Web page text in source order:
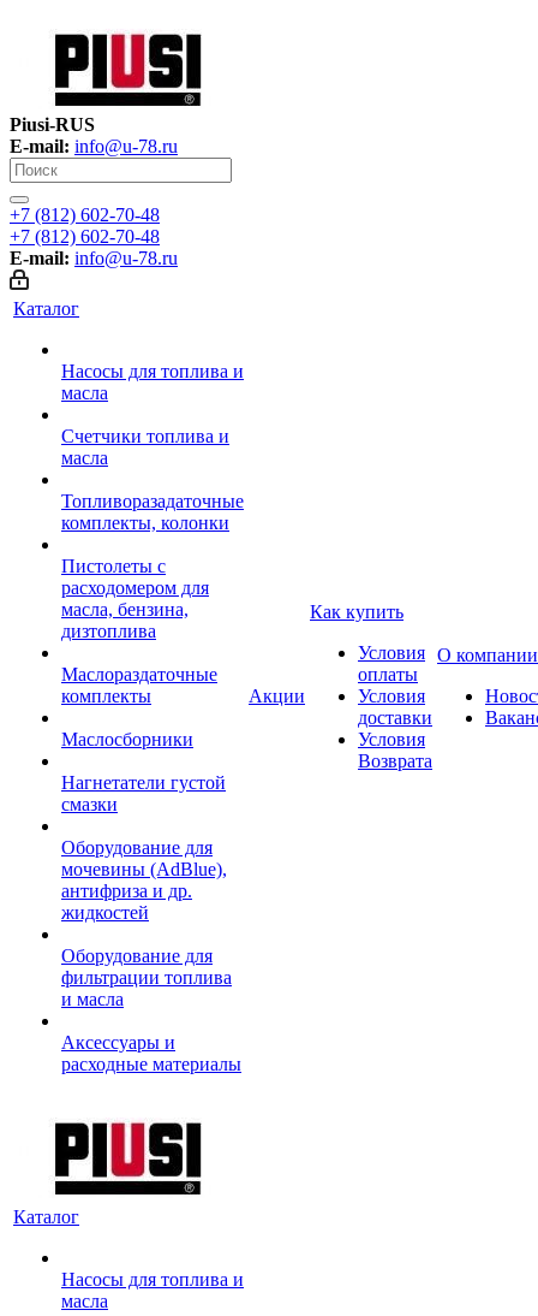
Piusi-RUS
E-mail: info@u-78.ru
+7 (812) 602-70-48
+7 (812) 602-70-48
E-mail: info@u-78.ru
Каталог
Насосы для топлива и
масла
Счетчики топлива и
масла
Топливоразадаточные
комплекты, колонки
Пистолеты с
расходомером для
масла, бензина,
дизтоплива
Маслораздаточные
комплекты
Маслосборники
Нагнетатели густой
смазки
Оборудование для
мочевины (AdBlue),
антифриза и др.
жидкостей
Оборудование для
фильтрации топлива
и масла
Аксессуары и
расходные материалы
Акции
Как купить
Условия
оплаты
Условия
доставки
Условия
Возврата
О компании
Каталог
Насосы для топлива и
масла